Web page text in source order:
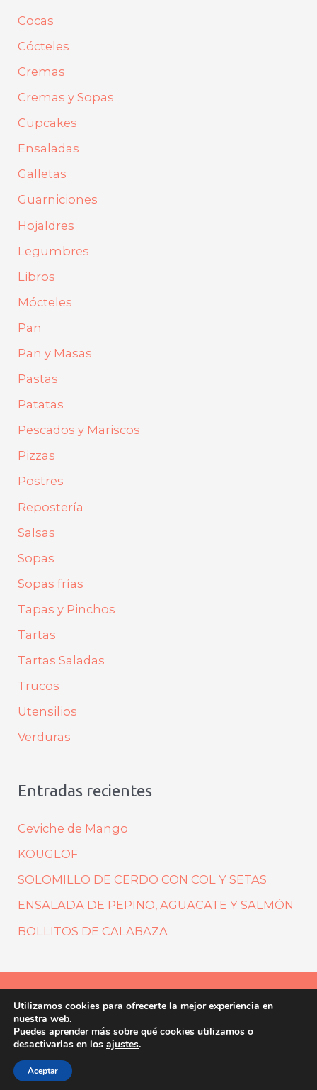
Cocas
Cócteles
Cremas
Cremas y Sopas
Cupcakes
Ensaladas
Galletas
Guarniciones
Hojaldres
Legumbres
Libros
Mócteles
Pan
Pan y Masas
Pastas
Patatas
Pescados y Mariscos
Pizzas
Postres
Repostería
Salsas
Sopas
Sopas frías
Tapas y Pinchos
Tartas
Tartas Saladas
Trucos
Utensilios
Verduras
Entradas recientes
Ceviche de Mango
KOUGLOF
SOLOMILLO DE CERDO CON COL Y SETAS
ENSALADA DE PEPINO, AGUACATE Y SALMÓN
BOLLITOS DE CALABAZA
Aviso legal
Política de privacidad
Política de cookies
Utilizamos cookies para ofrecerte la mejor experiencia en
nuestra web.
Puedes aprender más sobre qué cookies utilizamos o
desactivarlas en los ajustes.
Aceptar